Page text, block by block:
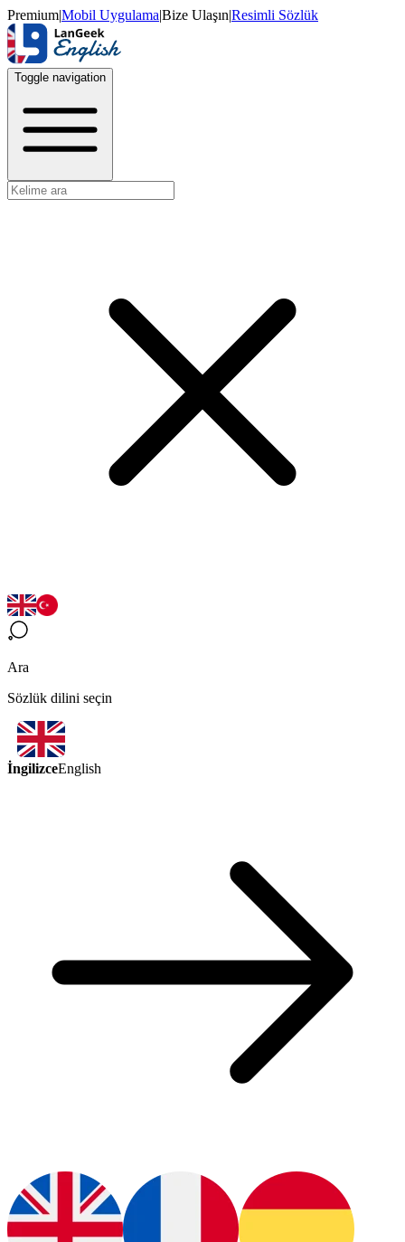
Premium|Mobil Uygulama|Bize Ulaşın|Resimli Sözlük
Toggle navigation
Ara
Sözlük dilini seçin
İngilizceEnglish